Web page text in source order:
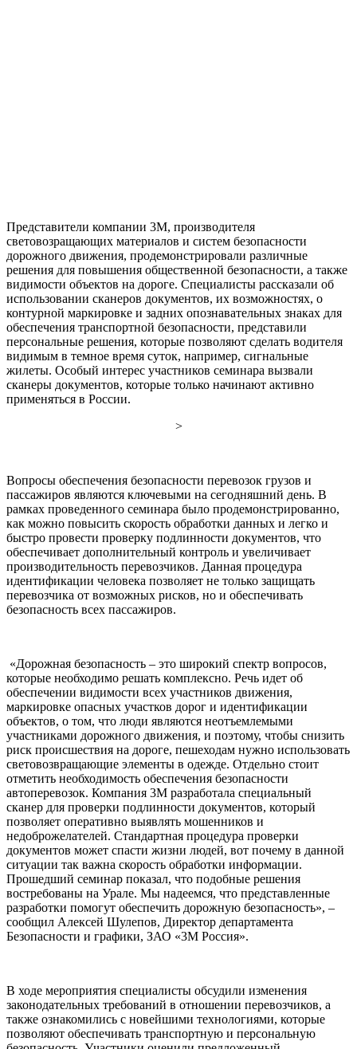
Представители компании 3М, производителя
световозращающих материалов и систем безопасности
дорожного движения, продемонстрировали различные
решения для повышения общественной безопасности, а также
видимости объектов на дороге. Специалисты рассказали об
использовании сканеров документов, их возможностях, о
контурной маркировке и задних опознавательных знаках для
обеспечения транспортной безопасности, представили
персональные решения, которые позволяют сделать водителя
видимым в темное время суток, например, сигнальные
жилеты. Особый интерес участников семинара вызвали
сканеры документов, которые только начинают активно
применяться в России.
>
Вопросы обеспечения безопасности перевозок грузов и
пассажиров являются ключевыми на сегодняшний день. В
рамках проведенного семинара было продемонстрированно,
как можно повысить скорость обработки данных и легко и
быстро провести проверку подлинности документов, что
обеспечивает дополнительный контроль и увеличивает
производительность перевозчиков. Данная процедура
идентификации человека позволяет не только защищать
перевозчика от возможных рисков, но и обеспечивать
безопасность всех пассажиров.
«Дорожная безопасность – это широкий спектр вопросов,
которые необходимо решать комплексно. Речь идет об
обеспечении видимости всех участников движения,
маркировке опасных участков дорог и идентификации
объектов, о том, что люди являются неотъемлемыми
участниками дорожного движения, и поэтому, чтобы снизить
риск происшествия на дороге, пешеходам нужно использовать
световозвращающие элементы в одежде. Отдельно стоит
отметить необходимость обеспечения безопасности
автоперевозок. Компания 3М разработала специальный
сканер для проверки подлинности документов, который
позволяет оперативно выявлять мошенников и
недоброжелателей. Стандартная процедура проверки
документов может спасти жизни людей, вот почему в данной
ситуации так важна скорость обработки информации.
Прошедший семинар показал, что подобные решения
востребованы на Урале. Мы надеемся, что представленные
разработки помогут обеспечить дорожную безопасность», –
сообщил Алексей Шулепов, Директор департамента
Безопасности и графики, ЗАО «3М Россия».
В ходе мероприятия специалисты обсудили изменения
законодательных требований в отношении перевозчиков, а
также ознакомились с новейшими технологиями, которые
позволяют обеспечивать транспортную и персональную